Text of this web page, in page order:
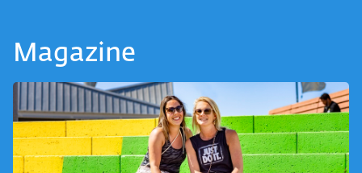
Magazine